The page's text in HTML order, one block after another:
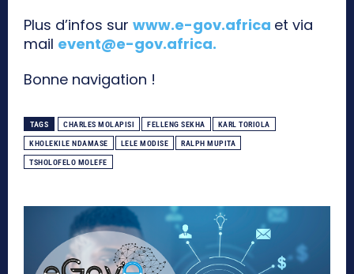
Plus d’infos sur www.e-gov.africa et via
mail event@e-gov.africa.
Bonne navigation !
TAGS CHARLES MOLAPISI FELLENG SEKHA KARL TORIOLA
KHOLEKILE NDAMASE LELE MODISE RALPH MUPITA
TSHOLOFELO MOLEFE